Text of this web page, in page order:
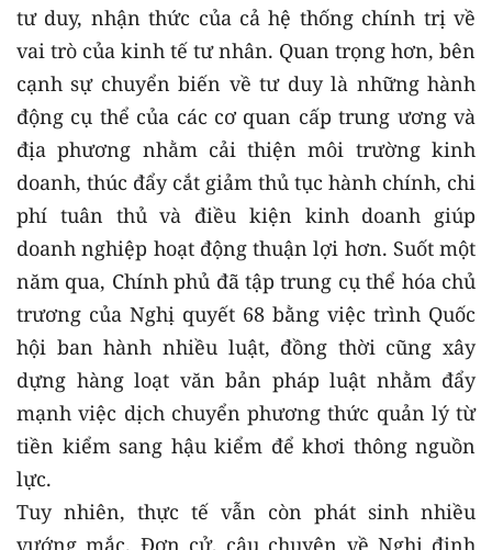
tư duy, nhận thức của cả hệ thống chính trị về
vai trò của kinh tế tư nhân. Quan trọng hơn, bên
cạnh sự chuyển biến về tư duy là những hành
động cụ thể của các cơ quan cấp trung ương và
địa phương nhằm cải thiện môi trường kinh
doanh, thúc đẩy cắt giảm thủ tục hành chính, chi
phí tuân thủ và điều kiện kinh doanh giúp
doanh nghiệp hoạt động thuận lợi hơn. Suốt một
năm qua, Chính phủ đã tập trung cụ thể hóa chủ
trương của Nghị quyết 68 bằng việc trình Quốc
hội ban hành nhiều luật, đồng thời cũng xây
dựng hàng loạt văn bản pháp luật nhằm đẩy
mạnh việc dịch chuyển phương thức quản lý từ
tiền kiểm sang hậu kiểm để khơi thông nguồn
lực.
Tuy nhiên, thực tế vẫn còn phát sinh nhiều